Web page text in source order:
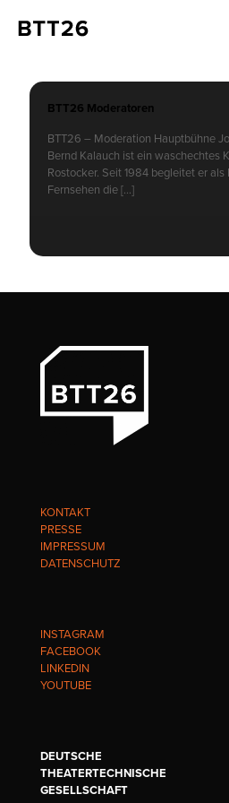
BTT26 Moderatoren
BTT26 – Moderation Hauptbühne
Bernd Kalauch ist ein waschechtes
Rostocker. Seit 1984 begleitet er
Fernsehen die[…]
KONTAKT
PRESSE
IMPRESSUM
DATENSCHUTZ
INSTAGRAM
FACEBOOK
LINKEDIN
YOUTUBE
DEUTSCHE
THEATERTECHNISCHE
GESELLSCHAFT